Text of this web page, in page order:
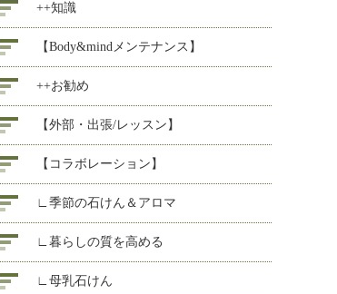
++知識
【Body&mindメンテナンス】
++お勧め
【外部・出張/レッスン】
【コラボレーション】
∟季節の石けん＆アロマ
∟暮らしの質を高める
∟母乳石けん